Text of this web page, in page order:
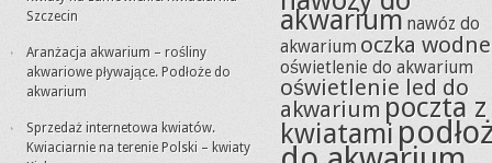
Szczecin
Aranżacja akwarium – rośliny
akwariowe pływające. Podłoże do
akwarium
Sprzedaż internetowa kwiatów.
Kwiaciarnie na terenie Polski – kwiaty
akwarium nawóz do
akwarium oczka wodne
oświetlenie do akwarium
oświetlenie led do
akwarium poczta z
kwiatami